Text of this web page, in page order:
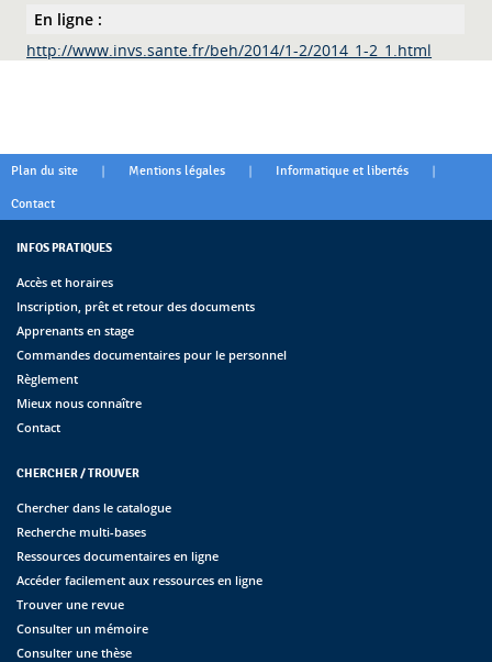
En ligne :
http://www.invs.sante.fr/beh/2014/1-2/2014_1-2_1.html
Plan du site | Mentions légales | Informatique et libertés |
Contact
INFOS PRATIQUES
Accès et horaires
Inscription, prêt et retour des documents
Apprenants en stage
Commandes documentaires pour le personnel
Règlement
Mieux nous connaître
Contact
CHERCHER / TROUVER
Chercher dans le catalogue
Recherche multi-bases
Ressources documentaires en ligne
Accéder facilement aux ressources en ligne
Trouver une revue
Consulter un mémoire
Consulter une thèse